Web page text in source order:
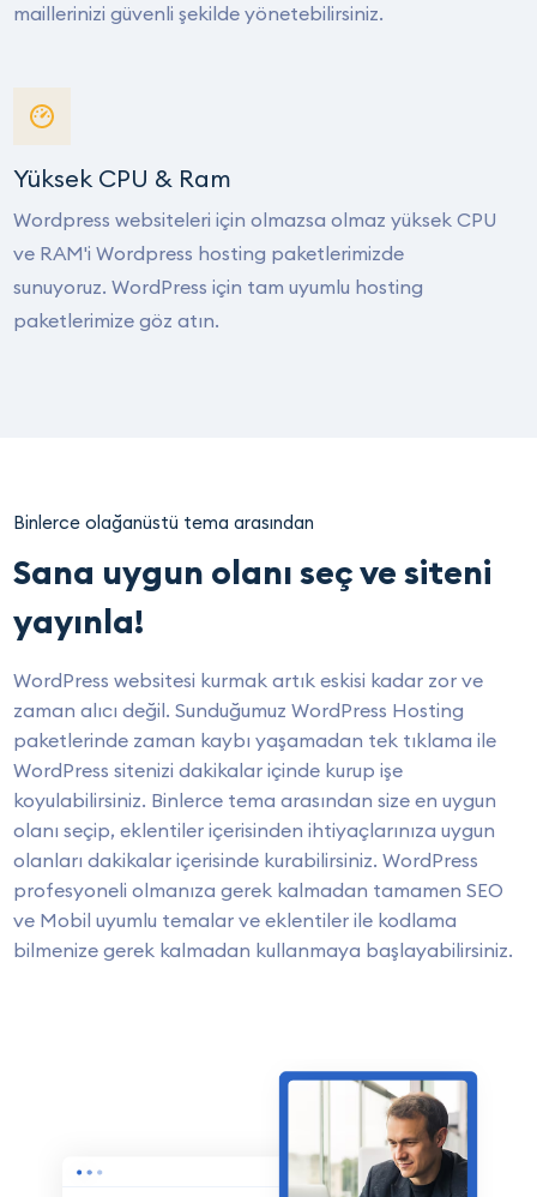
maillerinizi güvenli şekilde yönetebilirsiniz.
Yüksek CPU & Ram
Wordpress websiteleri için olmazsa olmaz yüksek CPU
ve RAM'i Wordpress hosting paketlerimizde
sunuyoruz. WordPress için tam uyumlu hosting
paketlerimize göz atın.
Binlerce olağanüstü tema arasından
Sana uygun olanı seç ve siteni
yayınla!
WordPress websitesi kurmak artık eskisi kadar zor ve
zaman alıcı değil. Sunduğumuz WordPress Hosting
paketlerinde zaman kaybı yaşamadan tek tıklama ile
WordPress sitenizi dakikalar içinde kurup işe
koyulabilirsiniz. Binlerce tema arasından size en uygun
olanı seçip, eklentiler içerisinden ihtiyaçlarınıza uygun
olanları dakikalar içerisinde kurabilirsiniz. WordPress
profesyoneli olmanıza gerek kalmadan tamamen SEO
ve Mobil uyumlu temalar ve eklentiler ile kodlama
bilmenize gerek kalmadan kullanmaya başlayabilirsiniz.